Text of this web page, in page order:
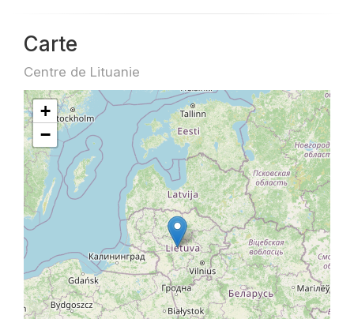
Carte
Centre de Lituanie
+
−